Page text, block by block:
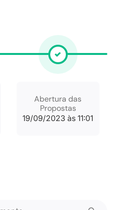
Abertura das
Propostas
19/09/2023 às 11:01